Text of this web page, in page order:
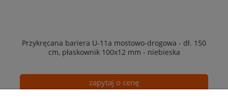
Przykręcana bariera U-11a mostowo-drogowa - dł. 150
cm, płaskownik 100x12 mm - niebieska
zapytaj o cenę